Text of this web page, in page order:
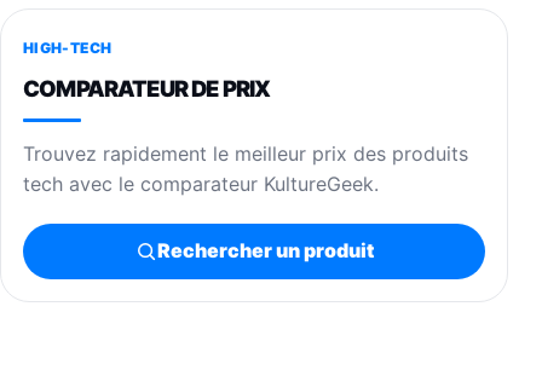
HIGH-TECH
COMPARATEUR DE PRIX
Trouvez rapidement le meilleur prix des produits
tech avec le comparateur KultureGeek.
Rechercher un produit